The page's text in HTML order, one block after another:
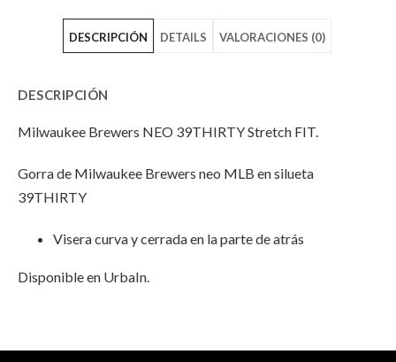
on
Brewers
FIT"
Twitter
NEO
on
DESCRIPCIÓN DETAILS VALORACIONES (0)
DESCRIPCIÓN
Milwaukee Brewers NEO 39THIRTY Stretch FIT.
Gorra de Milwaukee Brewers neo MLB en silueta
39THIRTY
Visera curva y cerrada en la parte de atrás
Disponible en UrbaIn.